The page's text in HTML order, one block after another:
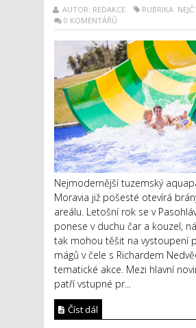
AUTOR: REDAKCE
RUBRIKA:
0 KOMENTÁŘŮ
Nejmodernější tuzemský
Moravia již pošesté otevírá
areálu. Letošní rok se v
ponese v duchu čar a kouzel,
tak mohou těšit na vystoupení
mágů v čele s Richardem
tematické akce. Mezi hlavní
patří vstupné pr...
Číst dál